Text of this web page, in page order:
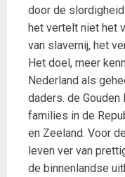
door de
het vertelt niet het
van slavernij, het
Het doel, meer
Nederland als
daders. de Gouden
families in de
en Zeeland. Voor
leven ver van
de binnenlandse